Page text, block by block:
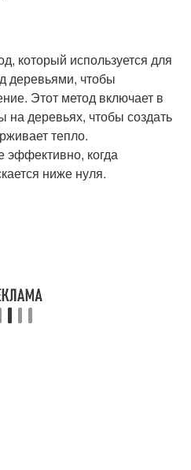
который используется для
деревьями, чтобы
Этот метод включает в
на деревьях, чтобы создать
тепло.
эффективно, когда
ниже нуля.